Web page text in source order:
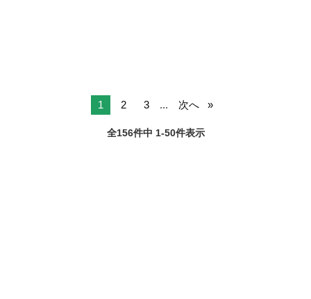
1 2 3 ... 次へ
全156件中 1-50件表示